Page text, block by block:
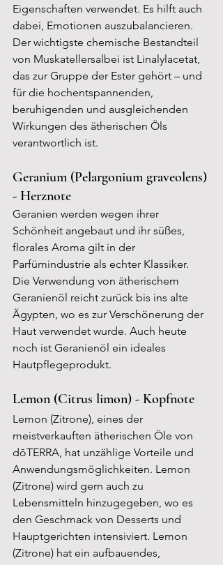
Eigenschaften verwendet. Es hilft auch
dabei, Emotionen auszubalancieren.
Der wichtigste chemische Bestandteil
von Muskatellersalbei ist Linalylacetat,
das zur Gruppe der Ester gehört – und
für die hochentspannenden,
beruhigenden und ausgleichenden
Wirkungen des ätherischen Öls
verantwortlich ist.
Geranium (Pelargonium graveolens)
- Herznote
Geranien werden wegen ihrer
Schönheit angebaut und ihr süßes,
florales Aroma gilt in der
Parfümindustrie als echter Klassiker.
Die Verwendung von ätherischem
Geranienöl reicht zurück bis ins alte
Ägypten, wo es zur Verschönerung der
Haut verwendet wurde. Auch heute
noch ist Geranienöl ein ideales
Hautpflegeprodukt.
Lemon (Citrus limon) - Kopfnote
Lemon (Zitrone), eines der
meistverkauften ätherischen Öle von
dōTERRA, hat unzählige Vorteile und
Anwendungsmöglichkeiten. Lemon
(Zitrone) wird gern auch zu
Lebensmitteln hinzugegeben, wo es
den Geschmack von Desserts und
Hauptgerichten intensiviert. Lemon
(Zitrone) hat ein aufbauendes,